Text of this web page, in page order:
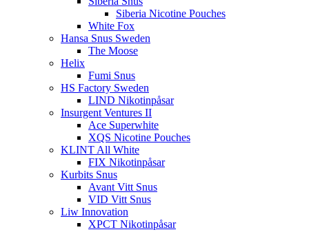
Siberia Nicotine Pouches
White Fox
Hansa Snus Sweden
The Moose
Helix
Fumi Snus
HS Factory Sweden
LIND Nikotinpåsar
Insurgent Ventures II
Ace Superwhite
XQS Nicotine Pouches
KLINT All White
FIX Nikotinpåsar
Kurbits Snus
Avant Vitt Snus
VID Vitt Snus
Liw Innovation
XPCT Nikotinpåsar